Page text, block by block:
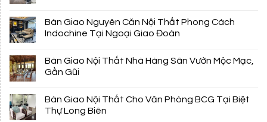
Bàn Giao Nguyên Căn Nội Thất Phong Cách
Indochine Tại Ngoại Giao Đoàn
Bàn Giao Nội Thất Nhà Hàng Sân Vườn Mộc Mạc,
Gần Gũi
Bàn Giao Nội Thất Cho Văn Phòng BCG Tại Biệt
Thự Long Biên